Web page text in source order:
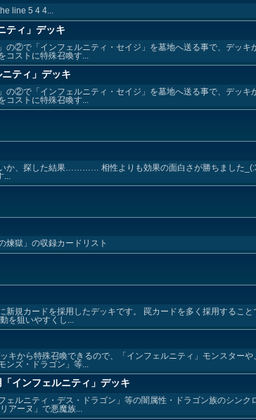
line 5 4 4...
ティ」デッキ
の②で「インフェルニティ・セイジ」を墓地へ送る事で、デッキ
ストに特殊召喚す...
ティ」デッキ
の②で「インフェルニティ・セイジ」を墓地へ送る事で、デッキ
ストに特殊召喚す...
か、探した結果………… 相性よりも効果の面白さが勝ちました
煉獄」の収録カードリスト
規カードを採用したデッキです。 罠カードを多く採用するこ
を狙いやすくし...
キから特殊召喚できるので、「インフェルニティ」モンスター
ズ・ドラゴン」等...
インフェルニティ」デッキ
ェルニティ・デス・ドラゴン」等の闇属性・ドラゴン族のシン
アーヌ」で悪魔族...